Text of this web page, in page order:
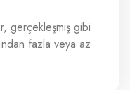
gerçekleşmiş gibi
fazla veya az